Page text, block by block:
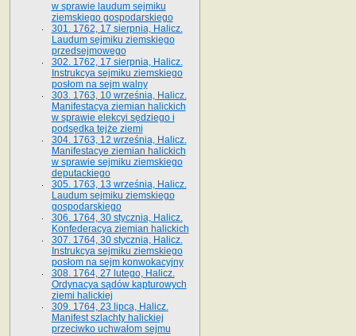
w sprawie laudum sejmiku
ziemskiego gospodarskiego
301. 1762, 17 sierpnia, Halicz.
Laudum sejmiku ziemskiego
przedsejmowego
302. 1762, 17 sierpnia, Halicz.
Instrukcya sejmiku ziemskiego
posłom na sejm walny
303. 1763, 10 września, Halicz.
Manifestacya ziemian halickich
w sprawie elekcyi sędziego i
podsędka tejże ziemi
304. 1763, 12 września, Halicz.
Manifestacye ziemian halickich
w sprawie sejmiku ziemskiego
deputackiego
305. 1763, 13 września, Halicz.
Laudum sejmiku ziemskiego
gospodarskiego
306. 1764, 30 stycznia, Halicz.
Konfederacya ziemian halickich
307. 1764, 30 stycznia, Halicz.
Instrukcya sejmiku ziemskiego
posłom na sejm konwokacyjny
308. 1764, 27 lutego, Halicz.
Ordynacya sądów kapturowych
ziemi halickiej
309. 1764, 23 lipca, Halicz.
Manifest szlachty halickiej
przeciwko uchwałom sejmu